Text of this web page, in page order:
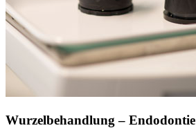
Wurzelbehandlung – Endodontie